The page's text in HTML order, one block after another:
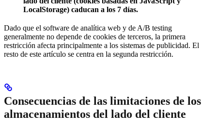
LocalStorage) caducan a los 7 días.
Dado que el software de analítica web y de A/B testing
generalmente no depende de cookies de terceros, la primera
restricción afecta principalmente a los sistemas de publicidad. El
resto de este artículo se centra en la segunda restricción.
Consecuencias de las limitaciones de los
almacenamientos del lado del cliente